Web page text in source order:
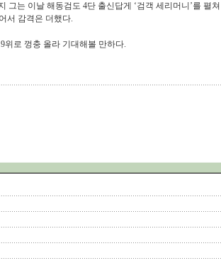
는 이날 해동검도 4단 출신답게 ‘검객 세리머니’를 펼
서 감격은 더했다.
위로 껑충 올라 기대해볼 만하다.